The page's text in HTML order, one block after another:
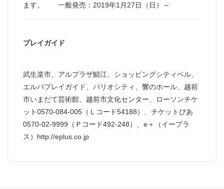
ます。 一般発売：2019年1月27日（日）～
プレイガイド
武生楽市、アルプラザ鯖江、ショッピングシティベル、
エルパプレイガイド、パリオシティ、響のホール、越前
市いまだて芸術館、越前市文化センター、ローソンチケ
ット0570-084-005（Ｌコード54188）、チケットぴあ
0570-02-9999（Ｐコード492-248）、e＋（イープラ
ス）http://eplus.co.jp